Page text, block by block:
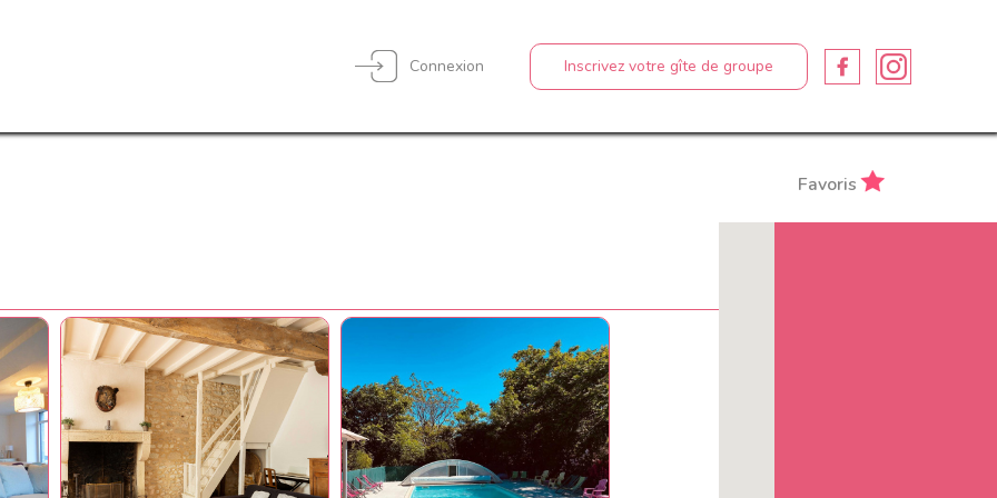
Inscrivez votre gîte de groupe
Connexion
Favoris